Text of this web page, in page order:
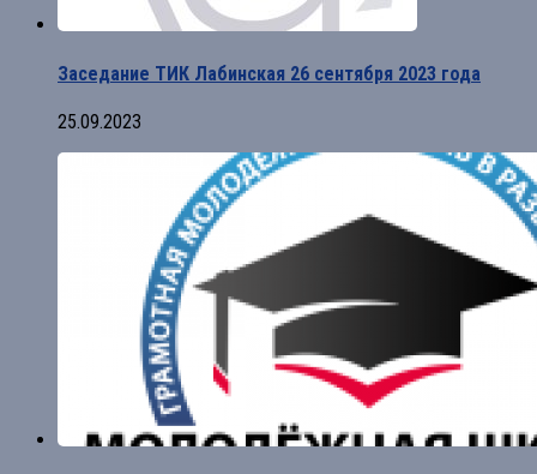
Заседание ТИК Лабинская 26 сентября 2023 года
25.09.2023